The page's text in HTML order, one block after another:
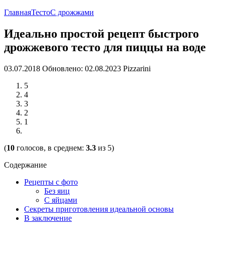
ГлавнаяТестоС дрожжами
Идеально простой рецепт быстрого
дрожжевого тесто для пиццы на воде
03.07.2018 Обновлено: 02.08.2023 Pizzarini
5
4
3
2
1
(10 голосов, в среднем: 3.3 из 5)
Содержание
Рецепты с фото
Без яиц
С яйцами
Секреты приготовления идеальной основы
В заключение